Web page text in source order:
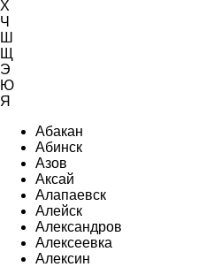
Х
Ч
Ш
Щ
Э
Ю
Я
Абакан
Абинск
Азов
Аксай
Алапаевск
Алейск
Александров
Алексеевка
Алексин